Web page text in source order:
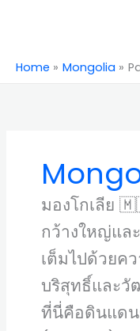
Home Mongolia
มองโกเลีย
กว้างใหญ่แล
เต็มไปด้วยค
บริสุทธิ์และวั
ที่นี่คือดินแด